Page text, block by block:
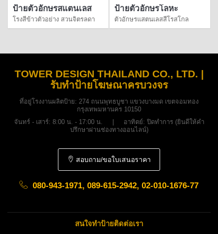
ป้ายตัวอักษรสแตนเลส
โรงสีข้าวตัวอย่าง สวนจิตรลดา
ป้ายตัวอักษรโลหะ
ตัวอักษรแสตนเลสสีโรสโกล
TOWER DESIGN THAILAND CO., LTD. |
รับทำป้ายโฆษณาครบวงจร
ที่อยู่โรงงานผลิตป้าย: 274 ถนนพุทธบูชา แขวงบางมด เขตจอมทอง
กรุงเทพมหานคร 10150
จันทร์ - เสาร์: 8:00 น. - 17:00 น. | อาทิตย์: ปิดทำการ (ยินดีให้คำ
ปรึกษาผ่านช่องทางออนไลน์)
สอบถาม/ขอใบเสนอราคา
080-943-1971, 089-615-2942, 02-010-1676-77
สนใจทำป้ายติดต่อเรา